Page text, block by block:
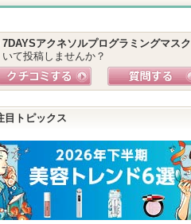
7DAYSアクネソルプログラミングマスク
いて投稿しませんか？
目トピックス